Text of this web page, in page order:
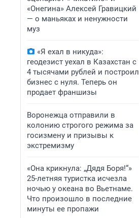
«Онегина» Алексей Гравицкий
— о маньяках и ненужности
муз
«Я ехал в никуда»:
геодезист уехал в Казахстан с
4 тысячами рублей и построил
бизнес с нуля. Теперь он
продает франшизы
Воронежца отправили в
колонию строгого режима за
госизмену и призывы к
экстремизму
«Она крикнула: „Дядя Боря!“»
25-летняя туристка исчезла
ночью у океана во Вьетнаме.
Что произошло в последние
минуты ее пропажи